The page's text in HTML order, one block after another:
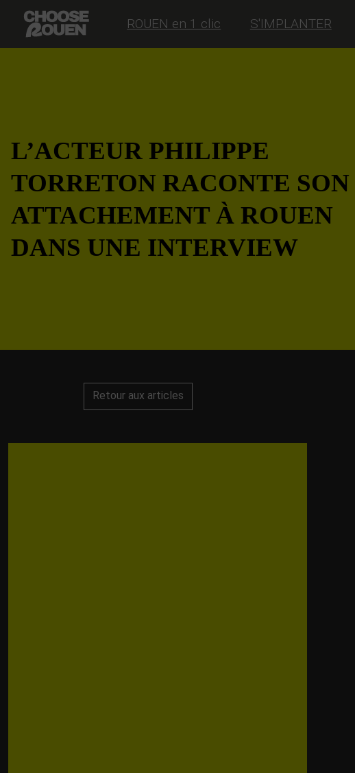
ROUEN en 1 clic S'IMPLANTER
L’ACTEUR PHILIPPE
TORRETON RACONTE SON
ATTACHEMENT À ROUEN
DANS UNE INTERVIEW
Retour aux articles